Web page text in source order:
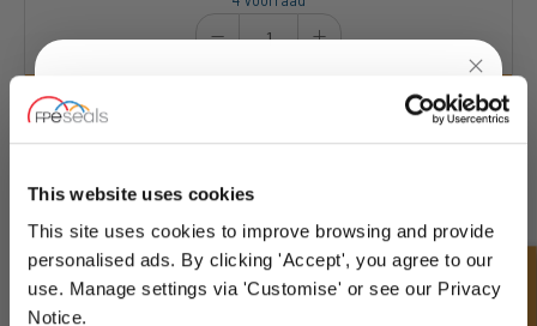
This website uses cookies
This site uses cookies to improve browsing and provide
personalised ads. By clicking 'Accept', you agree to our
use. Manage settings via 'Customise' or see our Privacy
Notice.
HPTK-3LTR
B : 100 mm | C : 247 mm | Ø D : 9 mm | E : 90
mm | F : 95 mm | G : 50 mm | H : 120 mm
£109.55
UNLOCK10% OFF
YOURFIRST ORDER
Sign up for special offers and exclusive
deals